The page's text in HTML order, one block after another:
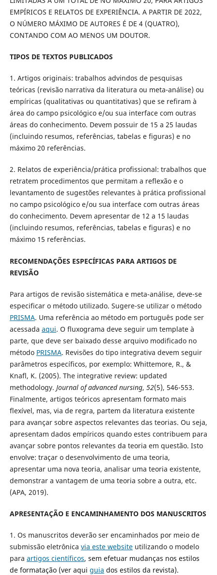
EMPÍRICOS E RELATOS DE EXPERIÊNCIA. A PARTIR DE 2022,
O NÚMERO MÁXIMO DE AUTORES É DE 4 (QUATRO),
CONTANDO COM AO MENOS UM DOUTOR.
TIPOS DE TEXTOS PUBLICADOS
1. Artigos originais: trabalhos advindos de pesquisas
teóricas (revisão narrativa da literatura ou meta-análise) ou
empíricas (qualitativas ou quantitativas) que se refiram à
área do campo psicológico e/ou sua interface com outras
áreas do conhecimento. Devem possuir de 15 a 25 laudas
(incluindo resumos, referências, tabelas e figuras) e no
máximo 20 referências.
2. Relatos de experiência/prática profissional: trabalhos que
retratem procedimentos que permitam a reflexão e o
levantamento de sugestões relevantes à prática profissional
no campo psicológico e/ou sua interface com outras áreas
do conhecimento. Devem apresentar de 12 a 15 laudas
(incluindo resumos, referências, tabelas e figuras) e no
máximo 15 referências.
RECOMENDAÇÕES ESPECÍFICAS PARA ARTIGOS DE
REVISÃO
Para artigos de revisão sistemática e meta-análise, deve-se
especificar o método utilizado. Sugere-se utilizar o método
PRISMA. Uma referência ao método em português pode ser
acessada aqui. O fluxograma deve seguir um template à
parte, que deve ser baixado desse arquivo modificado no
método PRISMA. Revisões do tipo integrativa devem seguir
parâmetros específicos, por exemplo: Whittemore, R., &
Knafl, K. (2005). The integrative review: updated
methodology. Journal of advanced nursing, 52(5), 546-553.
Finalmente, artigos teóricos apresentam formato mais
flexível, mas, via de regra, partem da literatura existente
para avançar sobre aspectos relevantes das teorias. Ou seja,
apresentam dados empíricos quando estes contribuem para
avançar sobre pontos relevantes da teoria em questão. Isto
envolve: traçar o desenvolvimento de uma teoria,
apresentar uma nova teoria, analisar uma teoria existente,
demonstrar a vantagem de uma teoria sobre a outra, etc.
(APA, 2019).
APRESENTAÇÃO E ENCAMINHAMENTO DOS MANUSCRITOS
1. Os manuscritos deverão ser encaminhados por meio de
submissão eletrônica via este websiteutilizando o modelo
para artigos científicos, sem efetuar mudanças nos estilos
de formatação (ver aqui guia dos estilos da revista).